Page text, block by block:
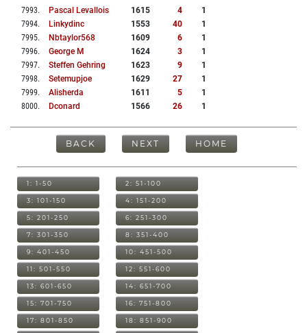
7993. Pascal Levallois 1615 4
1
7994. Linkydinc 1553 40
1
7995. Nbtaylor568 1609 6
1
7996. George M 1624 3
1
7997. Steffen Gehring 1623 9
1
7998. Setemupjoe 1629 27
1
7999. Alisherda 1611 5
1
8000. Dconard 1566 26 1
BACK NEXT HOME
1: 1-50 2: 51-100
3: 101-150 4: 151-200
5: 201-250 6: 251-300
7: 301-350 8: 351-400
9: 401-450 10: 451-500
11: 501-550 12: 551-600
13: 601-650 14: 651-700
15: 701-750 16: 751-800
17: 801-850 18: 851-900